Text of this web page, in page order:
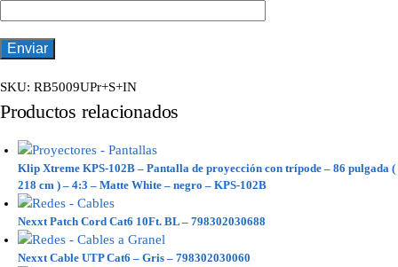
SKU: RB5009UPr+S+IN
Productos relacionados
Klip Xtreme KPS-102B – Pantalla de proyección con trípode – 86 pulgada (
218 cm ) – 4:3 – Matte White – negro – KPS-102B
Nexxt Patch Cord Cat6 10Ft. BL – 798302030688
Nexxt Cable UTP Cat6 – Gris – 798302030060